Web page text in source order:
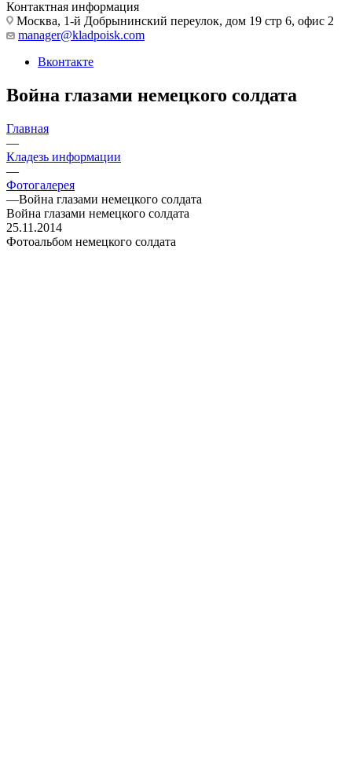
Контактная информация
Москва, 1-й Добрынинский переулок, дом 19 стр 6, офис 2
manager@kladpoisk.com
Вконтакте
Война глазами немецкого солдата
Главная
—
Кладезь информации
—
Фотогалерея
—Война глазами немецкого солдата
Война глазами немецкого солдата
25.11.2014
Фотоальбом немецкого солдата